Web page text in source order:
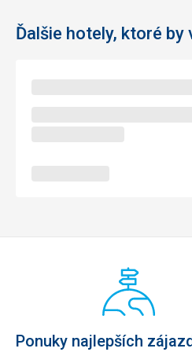
Ďalšie hotely, ktoré
Ponuky najlepších